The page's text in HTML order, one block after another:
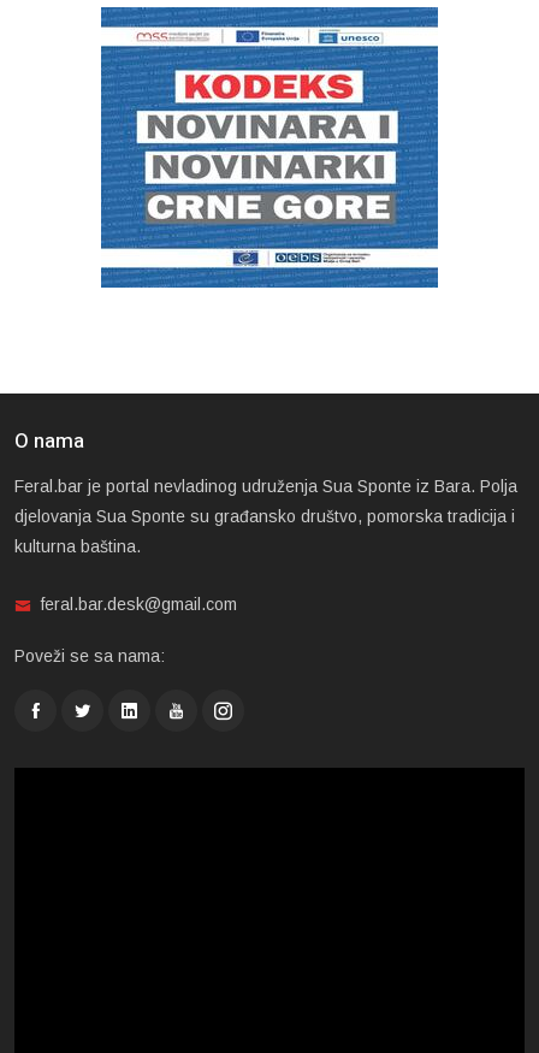
O nama
Feral.bar je portal nevladinog udruženja Sua Sponte iz Bara. Polja
djelovanja Sua Sponte su građansko društvo, pomorska tradicija i
kulturna baština.
feral.bar.desk@gmail.com
Poveži se sa nama: